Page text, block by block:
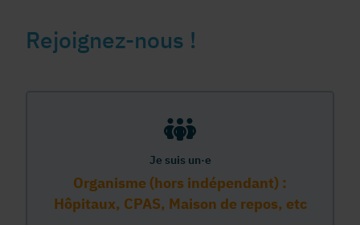
Rejoignez-nous !
Je suis un·e
Organisme (hors indépendant) :
Hôpitaux, CPAS, Maison de repos, etc